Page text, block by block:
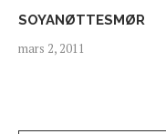
SOYANØTTESMØR
mars 2, 2011